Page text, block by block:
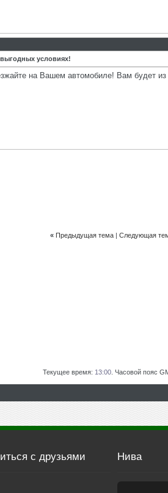
условиях!
на Вашем автомобиле! Вам будет из
« Предыдущая тема| Следующая
Текущее время: 13:00 . Часовой пояс
с друзьями Нива